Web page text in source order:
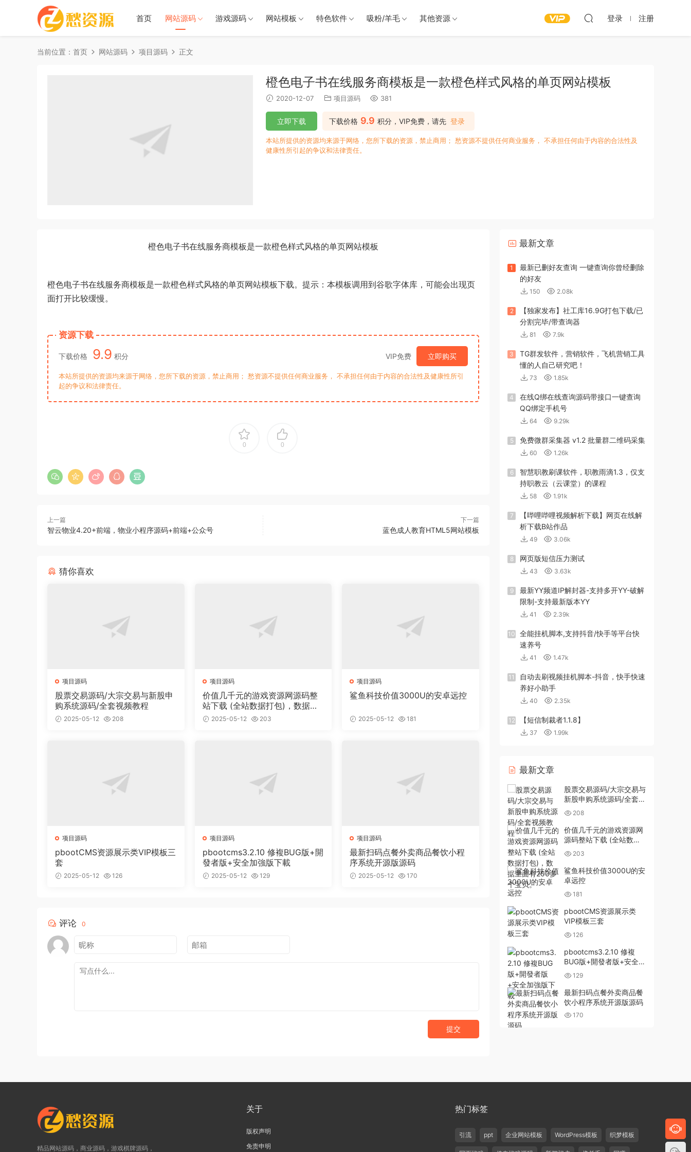
首页 网站源码 游戏源码 网站模板 特色软件 吸粉/羊毛 其他资源 登录 注册
当前位置： 首页 网站源码 项目源码 正文
橙色电子书在线服务商模板是一款橙色样式风格的单页网站模板
2020-12-07 项目源码 381
下载价格 9.9 积分，VIP免费，请先 登录
立即下载
本站所提供的资源均来源于网络，您所下载的资源，禁止商用； 愁资源不提供任何商业服务， 不承担任何由于内容的合法性及
健康性所引起的争议和法律责任。
橙色电子书在线服务商模板是一款橙色样式风格的单页网站模板
橙色电子书在线服务商模板是一款橙色样式风格的单页网站模板下载。提示：本模板调用到谷歌字体库，可能会出现页
面打开比较缓慢。
资源下载
下载价格 9.9 积分 VIP免费 立即购买
本站所提供的资源均来源于网络，您所下载的资源，禁止商用； 愁资源不提供任何商业服务， 不承担任何由于内容的合法性及健康性所引
起的争议和法律责任。
0 0
上一篇
智云物业4.20+前端，物业小程序源码+前端+公众号
下一篇
蓝色成人教育HTML5网站模板
猜你喜欢
项目源码
股票交易源码/大宗交易与新股申
购系统源码/全套视频教程
2025-05-12 208
项目源码
价值几千元的游戏资源网源码整
站下载 (全站数据打包)，数据里
面有200多个宝贝。
2025-05-12 203
项目源码
鲨鱼科技价值3000U的安卓远控
2025-05-12 181
项目源码
pbootCMS资源展示类VIP模板三
套
2025-05-12 126
项目源码
pbootcms3.2.10 修複BUG版+開
發者版+安全加強版下載
2025-05-12 129
项目源码
最新扫码点餐外卖商品餐饮小程
序系统开源版源码
2025-05-12 170
评论 0
提交
最新文章
1
最新已删好友查询 一键查询你曾经删除
的好友
150 2.08k
2
【独家发布】社工库16.9G打包下载/已
分割完毕/带查询器
81 7.9k
3
TG群发软件，营销软件，飞机营销工具
懂的人自己研究吧！
73 1.85k
4
在线Q绑在线查询源码带接口一键查询
QQ绑定手机号
64 9.29k
5 免费微群采集器 v1.2 批量群二维码采集
60 1.26k
6
智慧职教刷课软件，职教雨滴1.3，仅支
持职教云（云课堂）的课程
58 1.91k
7
【哔哩哔哩视频解析下载】网页在线解
析下载B站作品
49 3.06k
8 网页版短信压力测试
43 3.63k
9
最新YY频道IP解封器-支持多开YY-破解
限制-支持最新版本YY
41 2.39k
10
全能挂机脚本,支持抖音/快手等平台快
速养号
41 1.47k
11
自动去刷视频挂机脚本-抖音，快手快速
养好小助手
40 2.35k
12 【短信制裁者1.1.8】
37 1.99k
最新文章
股票交易源码/大宗交易与
新股申购系统源码/全套视
频教程
208
价值几千元的游戏资源网
源码整站下载 (全站数据
打包)，数据里面有200多
个宝贝。
203
鲨鱼科技价值3000U的安
卓远控
181
pbootCMS资源展示类
VIP模板三套
126
pbootcms3.2.10 修複
BUG版+開發者版+安全加
強版下載
129
最新扫码点餐外卖商品餐
饮小程序系统开源版源码
170
精品网站源码，商业源码，游戏棋牌源码，
关于
版权声明
免责申明
热门标签
引流 ppt 企业网站模板 WordPress模板 织梦模板